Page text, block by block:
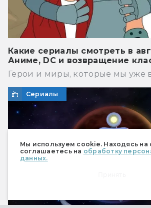
Мы используем cookie. Находясь на
соглашаетесь на обработку
данных.
Какие сериалы смотреть в
Аниме, DC и возвращение
Герои и миры, которые мы уже
Сериалы